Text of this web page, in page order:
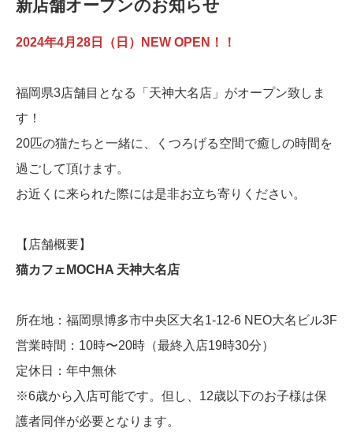
新店舗オープンのお知らせ
2024年4月28日（日）NEW OPEN！！
福岡県3店舗目となる「天神大名店」がオープン致しま
す！
20匹の猫たちと一緒に、くつろげる空間で癒しの時間を
過ごして頂けます。
お近くに来られた際には是非お立ち寄りください。
【店舗概要】
猫カフェMOCHA 天神大名店
所在地：福岡県博多市中央区大名1-12-6 NEO大名ビル3F
営業時間：10時〜20時（最終入店19時30分）
定休日：年中無休
※6歳から入店可能です。但し、12歳以下のお子様は保
護者同伴が必要となります。